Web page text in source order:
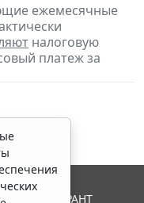
ежемесячные
налоговую
платеж за
ГАРАНТ